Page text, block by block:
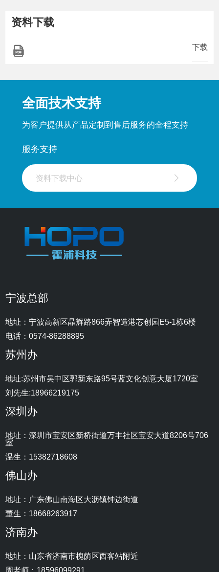
资料下载
下载
全面技术支持
为客户提供从产品定制到售后服务的全程支持
服务支持
资料下载中心
宁波总部
地址：宁波高新区晶辉路866弄智造港芯创园E5-1栋6楼
电话：0574-86288895
苏州办
地址:苏州市吴中区郭新东路95号蓝文化创意大厦1720室
刘先生:18966219175
深圳办
地址：深圳市宝安区新桥街道万丰社区宝安大道8206号706
室
温生：15382718608
佛山办
地址：广东佛山南海区大沥镇钟边街道
董生：18668263917
济南办
地址：山东省济南市槐荫区西客站附近